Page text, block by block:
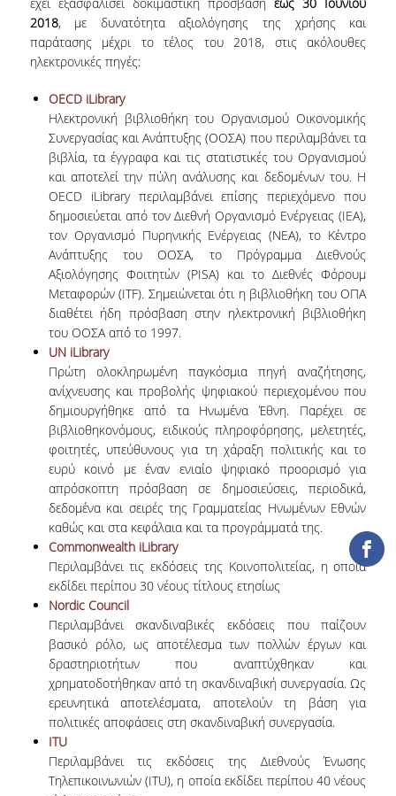
ΕΡΓΑ ΑΝΑΠΤΥΞΗΣ
ΨΗΦΙΑΚΕΣ ΠΗΓΕΣ
ΚΕΝΤΡΑ ΤΕΚΜΗΡΙΩΣΗΣ
Κ.Ε.Τ
ΟΟΣΑ
Π.Ο.Τ
ΑΝΑΓΝΩΣΤΗΡΙΟ
ΔΑΝΕΙΣΜΟΣ
ΔΙΑΔΑΝΕΙΣΜΟΣ
ΠΑΡΑΓΓΕΛΙΕΣ ΒΙΒΛΙΩΝ
ΦΩΤΟΤΥΠΗΣΗ –
ΕΚΤΥΠΩΣΗ
ΤΕΧΝΙΚΗ ΥΠΟΔΟΜΗ
ΠΑΡΟΥΣΙΑΣΕΙΣ -
ΕΚΔΗΛΩΣΕΙΣ
ΠΡΟΣΒΑΣΙΜΟΤΗΤΑ
ΕΡΓΑΛΕΙΑ
ΟΔΗΓΟΙ ΒΙΒΛΙΟΘΗΚΗΣ
2018, με δυνατότητα αξιολόγησης της χρήσης και
παράτασης μέχρι το τέλος του 2018, στις ακόλουθες
ηλεκτρονικές πηγές:
OECD iLibrary
Ηλεκτρονική βιβλιοθήκη του Οργανισμού Οικονομικής
Συνεργασίας και Ανάπτυξης (ΟΟΣΑ) που περιλαμβάνει τα
βιβλία, τα έγγραφα και τις στατιστικές του Οργανισμού
και αποτελεί την πύλη ανάλυσης και δεδομένων του. Η
OECD iLibrary περιλαμβάνει επίσης περιεχόμενο που
δημοσιεύεται από τον Διεθνή Οργανισμό Ενέργειας (IEA),
τον Οργανισμό Πυρηνικής Ενέργειας (NEA), το Κέντρο
Ανάπτυξης του ΟΟΣΑ, το Πρόγραμμα Διεθνούς
Αξιολόγησης Φοιτητών (PISA) και το Διεθνές Φόρουμ
Μεταφορών (ITF). Σημειώνεται ότι η βιβλιοθήκη του ΟΠΑ
διαθέτει ήδη πρόσβαση στην ηλεκτρονική βιβλιοθήκη
του ΟΟΣΑ από το 1997.
UN iLibrary
Πρώτη ολοκληρωμένη παγκόσμια πηγή αναζήτησης,
ανίχνευσης και προβολής ψηφιακού περιεχομένου που
δημιουργήθηκε από τα Ηνωμένα Έθνη. Παρέχει σε
βιβλιοθηκονόμους, ειδικούς πληροφόρησης, μελετητές,
φοιτητές, υπεύθυνους για τη χάραξη πολιτικής και το
ευρύ κοινό με έναν ενιαίο ψηφιακό προορισμό για
απρόσκοπτη πρόσβαση σε δημοσιεύσεις, περιοδικά,
δεδομένα και σειρές της Γραμματείας Ηνωμένων Εθνών
καθώς και στα κεφάλαια και τα προγράμματά της.
Commonwealth iLibrary
Περιλαμβάνει τις εκδόσεις της Κοινοπολιτείας, η οποία
εκδίδει περίπου 30 νέους τίτλους ετησίως
Nordic Council
Περιλαμβάνει σκανδιναβικές εκδόσεις που παίζουν
βασικό ρόλο, ως αποτέλεσμα των πολλών έργων και
δραστηριοτήτων που αναπτύχθηκαν και
χρηματοδοτήθηκαν από τη σκανδιναβική συνεργασία. Ως
ερευνητικά αποτελέσματα, αποτελούν τη βάση για
πολιτικές αποφάσεις στη σκανδιναβική συνεργασία.
ITU
Περιλαμβάνει τις εκδόσεις της Διεθνούς Ένωσης
Τηλεπικοινωνιών (ITU), η οποία εκδίδει περίπου 40 νέους